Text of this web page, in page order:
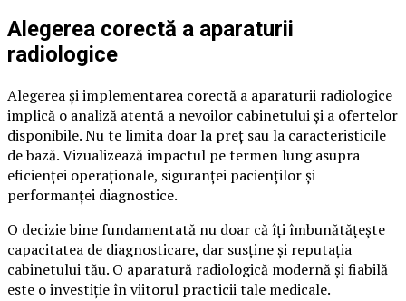
Alegerea corectă a aparaturii
radiologice
Alegerea și implementarea corectă a aparaturii radiologice
implică o analiză atentă a nevoilor cabinetului și a ofertelor
disponibile. Nu te limita doar la preț sau la caracteristicile
de bază. Vizualizează impactul pe termen lung asupra
eficienței operaționale, siguranței pacienților și
performanței diagnostice.
O decizie bine fundamentată nu doar că îți îmbunătățește
capacitatea de diagnosticare, dar susține și reputația
cabinetului tău. O aparatură radiologică modernă și fiabilă
este o investiție în viitorul practicii tale medicale.